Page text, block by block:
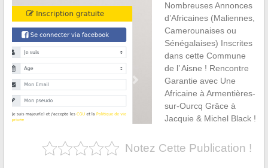
Nombreuses Annonces
d’Africaines (Maliennes,
Camerounaises ou
Sénégalaises) Inscrites
dans cette Commune
de l’ Aisne ! Rencontre
Garantie avec Une
Africaine à Armentières-
sur-Ourcq Grâce à
Jacquie & Michel Black !
Notez Cette Publication !